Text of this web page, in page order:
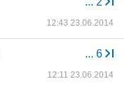
12:43 23.06.2014
... 6
12:11 23.06.2014